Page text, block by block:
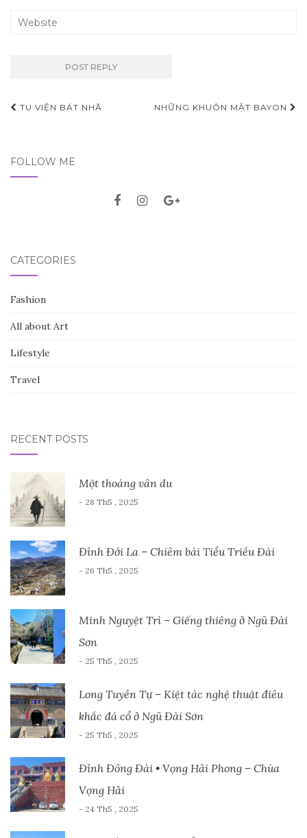
TU VIỆN BÁT NHÃ NHỮNG KHUÔN MẶT BAYON
FOLLOW ME
CATEGORIES
Fashion
All about Art
Lifestyle
Travel
RECENT POSTS
Một thoáng vân du
- 28 Th5 , 2025
Đỉnh Đới La – Chiêm bái Tiểu Triều Đài
- 26 Th5 , 2025
Minh Nguyệt Trì – Giếng thiêng ở Ngũ Đài
Sơn
- 25 Th5 , 2025
Long Tuyền Tự – Kiệt tác nghệ thuật điêu
khắc đá cổ ở Ngũ Đài Sơn
- 25 Th5 , 2025
Đỉnh Đông Đài • Vọng Hải Phong – Chùa
Vọng Hải
- 24 Th5 , 2025